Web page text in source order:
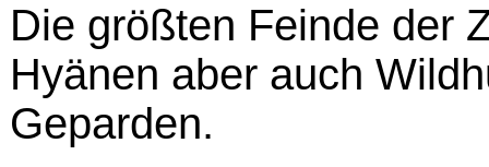
Die größten Feinde der
Hyänen aber auch
Geparden.